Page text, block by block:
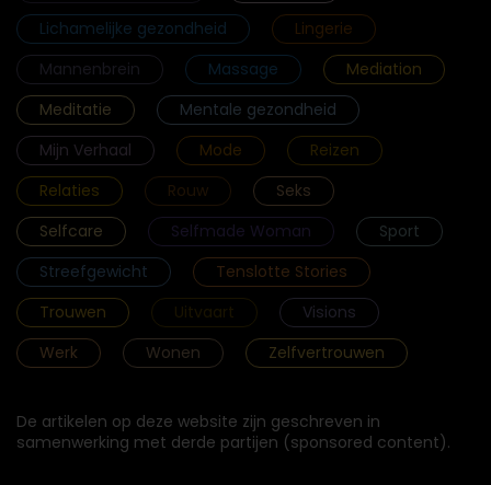
Lichamelijke gezondheid
Lingerie
Mannenbrein
Massage
Mediation
Meditatie
Mentale gezondheid
Mijn Verhaal
Mode
Reizen
Relaties
Rouw
Seks
Selfcare
Selfmade Woman
Sport
Streefgewicht
Tenslotte Stories
Trouwen
Uitvaart
Visions
Werk
Wonen Zelfvertrouwen
De artikelen op deze website zijn geschreven in
samenwerking met derde partijen (sponsored content).